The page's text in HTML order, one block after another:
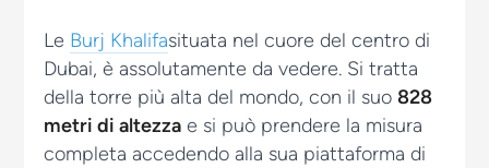
Le Burj Khalifasituata nel cuore del centro di
Dubai, è assolutamente da vedere. Si tratta
della torre più alta del mondo, con il suo828
metri di altezza e si può prendere la misura
completa accedendo alla sua piattaforma di